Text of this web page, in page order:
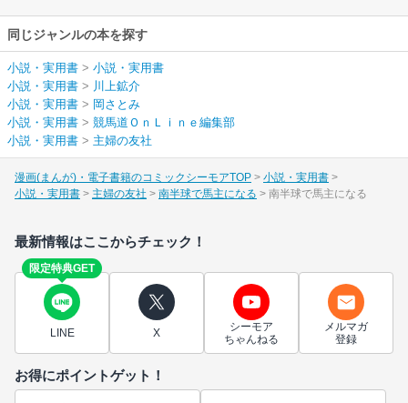
同じジャンルの本を探す
小説・実用書 > 小説・実用書
小説・実用書 > 川上鉱介
小説・実用書 > 岡さとみ
小説・実用書 > 競馬道ＯｎＬｉｎｅ編集部
小説・実用書 > 主婦の友社
漫画(まんが)・電子書籍のコミックシーモアTOP
小説・実用書
小説・実用書
主婦の友社 南半球で馬主になる 南半球で馬主になる
最新情報はここからチェック！
限定特典GET
LINE X
シーモア
ちゃんねる
メルマガ
登録
お得にポイントゲット！